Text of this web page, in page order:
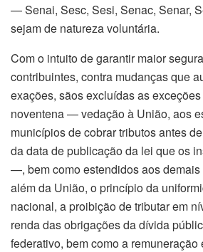
— Senai, Sesc, Sesi, Senac, Senar,
sejam de natureza voluntária.
Com o intuito de garantir maior
contribuintes, contra mudanças que
exações, sãos excluídas as
noventena — vedação à União, aos
municípios de cobrar tributos antes
da data de publicação da lei que os
—, bem como estendidos aos demais
além da União, o princípio da
nacional, a proibição de tributar em
renda das obrigações da dívida
federativo, bem como a remuneração